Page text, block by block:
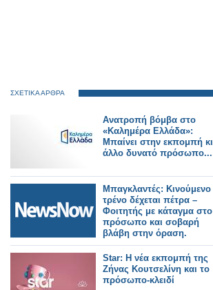
ΣΧΕΤΙΚΑ ΑΡΘΡΑ
Ανατροπή βόμβα στο
«Καλημέρα Ελλάδα»:
Μπαίνει στην εκπομπή κι
άλλο δυνατό πρόσωπο...
Μπαγκλαντές: Κινούμενο
τρένο δέχεται πέτρα –
Φοιτητής με κάταγμα στο
πρόσωπο και σοβαρή
βλάβη στην όραση.
Star: Η νέα εκπομπή της
Ζήνας Κουτσελίνη και το
πρόσωπο-κλειδί